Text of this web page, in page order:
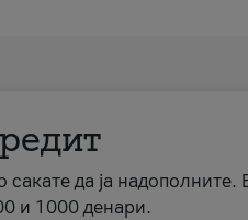
сакате да ја
и 1000 денари.